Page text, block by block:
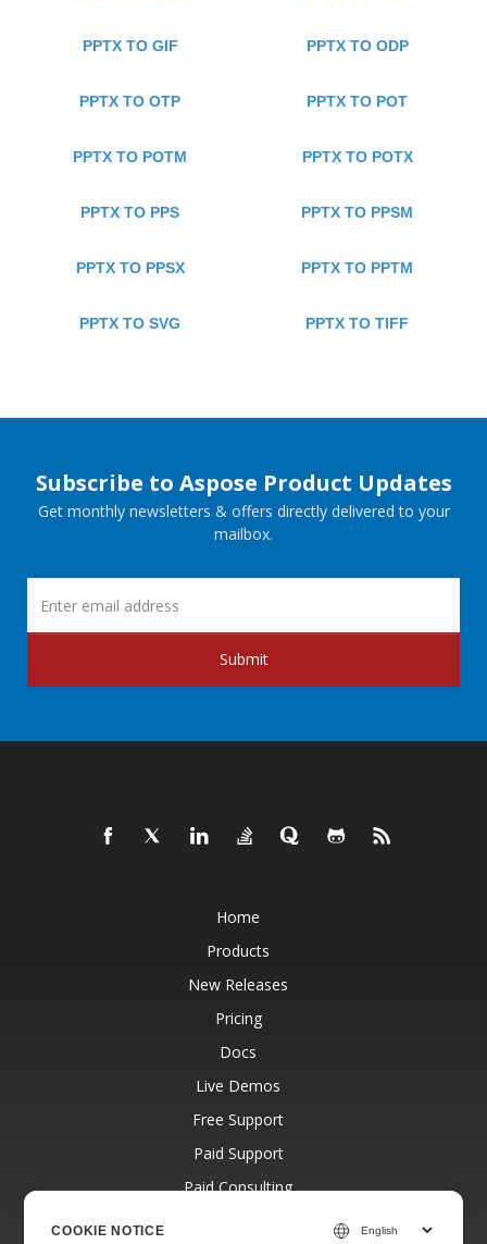
PPTX TO GIF PPTX TO ODP
PPTX TO OTP PPTX TO POT
PPTX TO POTM PPTX TO POTX
PPTX TO PPS PPTX TO PPSM
PPTX TO PPSX PPTX TO PPTM
PPTX TO SVG PPTX TO TIFF
Subscribe to Aspose Product Updates
Get monthly newsletters & offers directly delivered to your
mailbox.
Submit
Home
Products
New Releases
Pricing
Docs
Live Demos
Free Support
Paid Support
Paid Consulting
COOKIE NOTICE